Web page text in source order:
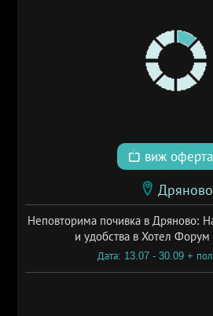
виж
Дряново
Неповторима почивка в Дряново:
и удобства в Хотел
Дата: 13.07 - 30.09 +